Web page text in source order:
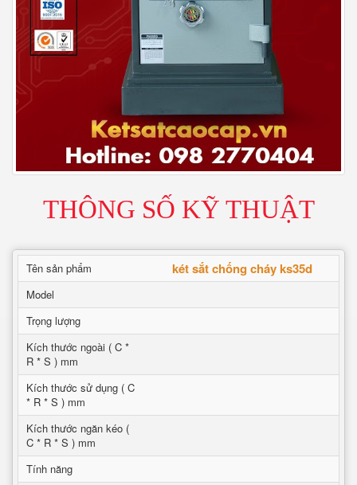
THÔNG SỐ KỸ THUẬT
Tên sản phẩm két sắt chống cháy ks35d
Model
Trọng lượng
Kích thước ngoài ( C *
R * S ) mm
Kích thước sử dụng ( C
* R * S ) mm
Kích thước ngăn kéo (
C * R * S ) mm
Tính năng